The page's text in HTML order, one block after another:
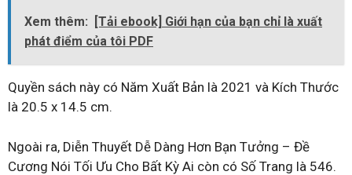
Xem thêm:
[Tải ebook] Giới hạn của bạn chỉ là xuất
phát điểm của tôi PDF
Quyền sách này có Năm Xuất Bản là 2021 và Kích Thước
là 20.5 x 14.5 cm.
Ngoài ra, Diễn Thuyết Dễ Dàng Hơn Bạn Tưởng – Đề
Cương Nói Tối Ưu Cho Bất Kỳ Ai còn có Số Trang là 546.